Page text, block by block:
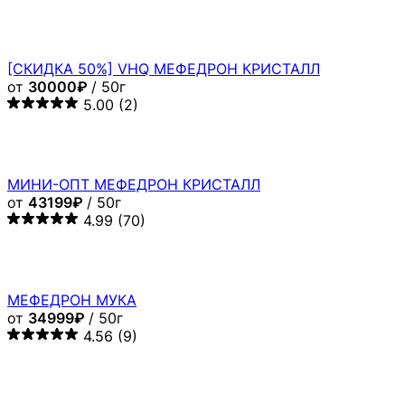
[СКИДКА 50%] VHQ МЕФЕДРОН КРИСТАЛЛ
от 30000₽ / 50г
5.00 (2)
МИНИ-ОПТ МЕФЕДРОН КРИСТАЛЛ
от 43199₽ / 50г
4.99 (70)
МЕФЕДРОН МУКА
от 34999₽ / 50г
4.56 (9)